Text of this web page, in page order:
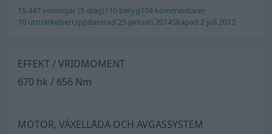
15 447 visningar (5 idag)110 betyg104 kommentarer
10 utmärkelserUppdaterad 25 januari 2014Skapad 2 juli 2012
EFFEKT / VRIDMOMENT
670 hk / 656 Nm
MOTOR, VÄXELLÅDA OCH AVGASSYSTEM